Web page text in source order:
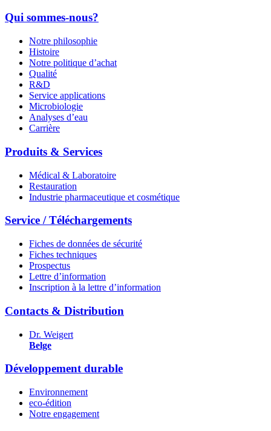
Qui sommes-nous?
Notre philosophie
Histoire
Notre politique d’achat
Qualité
R&D
Service applications
Microbiologie
Analyses d’eau
Carrière
Produits & Services
Médical & Laboratoire
Restauration
Industrie pharmaceutique et cosmétique
Service / Téléchargements
Fiches de données de sécurité
Fiches techniques
Prospectus
Lettre d’information
Inscription à la lettre d’information
Contacts & Distribution
Dr. Weigert
Belge
Développement durable
Environnement
eco-édition
Notre engagement